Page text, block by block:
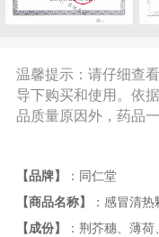
温馨提示：请仔细查
导下购买和使用。依
品质量原因外，药品
【品牌】
：同仁堂
【商品名称】
：感冒清热
【成份】
：荆芥穗、薄